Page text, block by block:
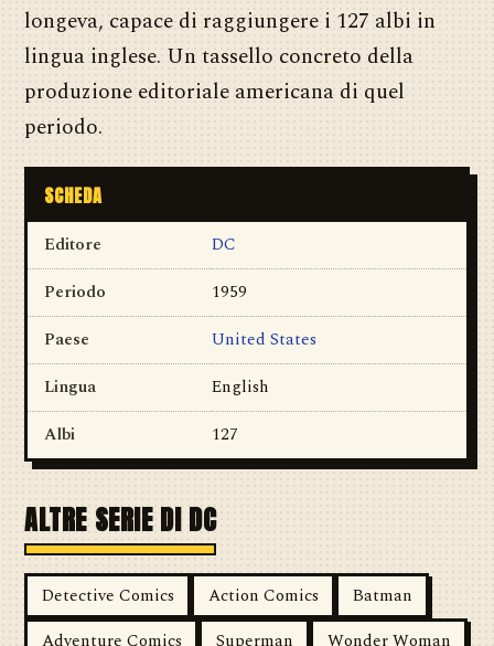
longeva, capace di raggiungere i 127 albi in
lingua inglese. Un tassello concreto della
produzione editoriale americana di quel
periodo.
SCHEDA
Editore
DC
Periodo
1959
Paese
United States
Lingua
English
Albi
127
ALTRE SERIE DI DC
Detective Comics Action Comics
Batman
Adventure Comics
Superman
Wonder Woman